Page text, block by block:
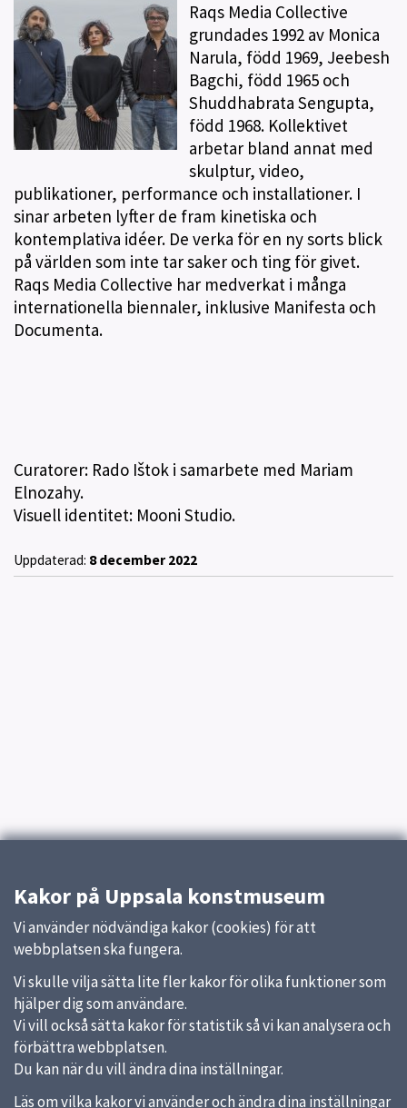
Raqs Media Collective
grundades 1992 av Monica
Narula, född 1969, Jeebesh
Bagchi, född 1965 och
Shuddhabrata Sengupta,
född 1968. Kollektivet
arbetar bland annat med
skulptur, video,
publikationer, performance och installationer. I
sinar arbeten lyfter de fram kinetiska och
kontemplativa idéer. De verka för en ny sorts blick
på världen som inte tar saker och ting för givet.
Raqs Media Collective har medverkat i många
internationella biennaler, inklusive Manifesta och
Documenta.
Curatorer: Rado Ištok i samarbete med Mariam
Elnozahy.
Visuell identitet: Mooni Studio.
Uppdaterad: 8 december 2022
Kakor på Uppsala konstmuseum
Vi använder nödvändiga kakor (cookies) för att
webbplatsen ska fungera.
Vi skulle vilja sätta lite fler kakor för olika funktioner som
hjälper dig som användare.
Vi vill också sätta kakor för statistik så vi kan analysera och
förbättra webbplatsen.
Du kan när du vill ändra dina inställningar.
Läs om vilka kakor vi använder och ändra dina inställningar